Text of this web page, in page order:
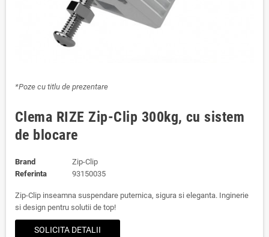
*Poze cu titlu de prezentare
Clema RIZE Zip-Clip 300kg, cu sistem
de blocare
Brand
Zip-Clip
Referinta
93150035
Zip-Clip inseamna suspendare puternica, sigura si eleganta. Inginerie
si design pentru solutii de top!
SOLICITA DETALII